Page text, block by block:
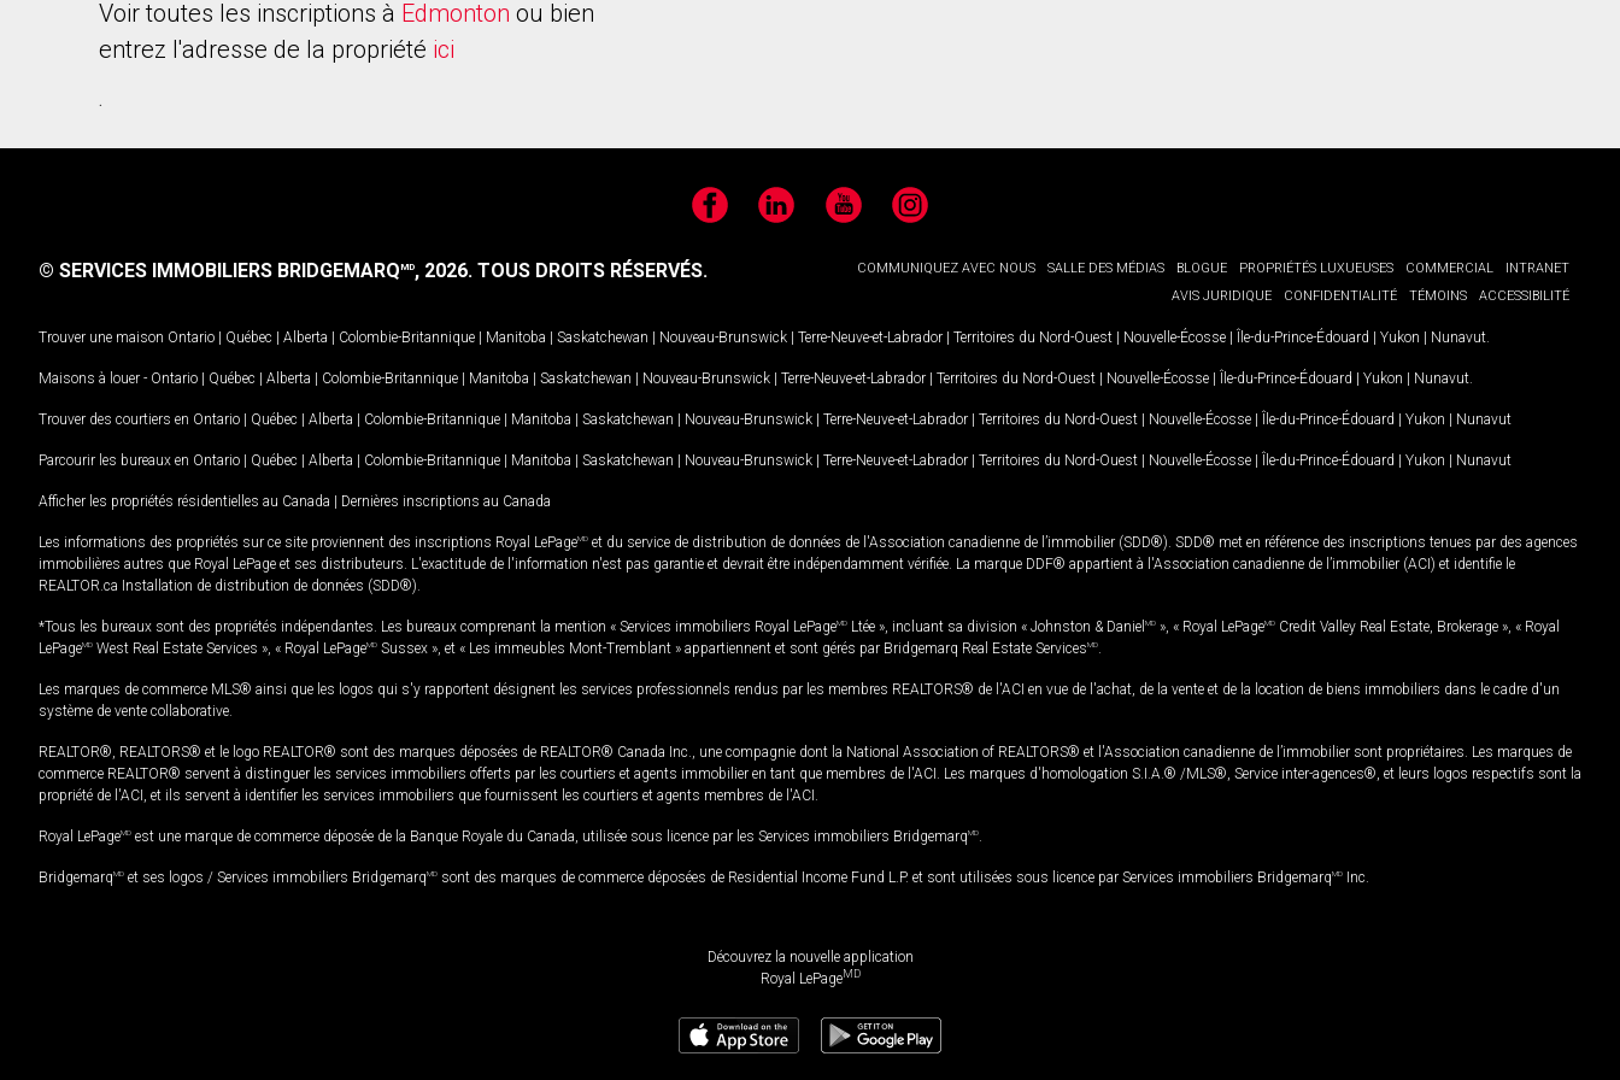
Voir toutes les inscriptions à Edmonton ou bien
entrez l'adresse de la propriété ici
.
FacebookLinkedIn YouTubeInstagram
COMMUNIQUEZ AVEC NOUS SALLE DES MÉDIAS BLOGUE PROPRIÉTÉS LUXUEUSES COMMERCIAL
INTRANET
AVIS JURIDIQUE
CONFIDENTIALITÉ TÉMOINS ACCESSIBILITÉ
© SERVICES IMMOBILIERS BRIDGEMARQMD, 2026. TOUS DROITS RÉSERVÉS.
Trouver une maison Ontario | Québec | Alberta | Colombie-Britannique | Manitoba | Saskatchewan | Nouveau-Brunswick | Terre-Neuve-et-Labrador | Territoires du Nord-Ouest | Nouvelle-Écosse | Île-du-Prince-Édouard | Yukon | Nunavut
Maisons à louer - Ontario | Québec | Alberta | Colombie-Britannique | Manitoba | Saskatchewan | Nouveau-Brunswick | Terre-Neuve-et-Labrador | Territoires du Nord-Ouest | Nouvelle-Écosse | Île-du-Prince-Édouard | Yukon | Nunavut
Trouver des courtiers en Ontario | Québec | Alberta | Colombie-Britannique | Manitoba | Saskatchewan | Nouveau-Brunswick | Terre-Neuve-et-Labrador | Territoires du Nord-Ouest | Nouvelle-Écosse | Île-du-Prince-Édouard | Yukon | Nunavut
Parcourir les bureaux en Ontario | Québec | Alberta | Colombie-Britannique | Manitoba | Saskatchewan | Nouveau-Brunswick | Terre-Neuve-et-Labrador | Territoires du Nord-Ouest | Nouvelle-Écosse | Île-du-Prince-Édouard | Yukon | Nunavut
Afficher les propriétés résidentielles au Canada | Dernières inscriptions au Canada
Les informations des propriétés sur ce site proviennent des inscriptions Royal LePageMD et du service de distribution de données de l'Association canadienne de l’immobilier (SDD®). SDD® met en référence des inscriptions tenues par des agences
immobilières autres que Royal LePage et ses distributeurs. L'exactitude de l'information n'est pas garantie et devrait être indépendamment vérifiée. La marque DDF® appartient à l'Association canadienne de l’immobilier (ACI) et identifie le
REALTOR.ca Installation de distribution de données (SDD®).
*Tous les bureaux sont des propriétés indépendantes. Les bureaux comprenant la mention « Services immobiliers Royal LePageMD Ltée », incluant sa division « Johnston & Daniel MD », « Royal LePageMD Credit Valley Real Estate, Brokerage », « Royal
LePageMD West Real Estate Services », « Royal LePageMD Sussex », et « Les immeubles Mont-Tremblant » appartiennent et sont gérés par Bridgemarq Real Estate ServicesMD
Les marques de commerce MLS® ainsi que les logos qui s'y rapportent désignent les services professionnels rendus par les membres REALTORS® de l'ACI en vue de l'achat, de la vente et de la location de biens immobiliers dans le cadre d'un
système de vente collaborative.
REALTOR®, REALTORS® et le logo REALTOR® sont des marques déposées de REALTOR® Canada Inc., une compagnie dont la National Association of REALTORS® et l'Association canadienne de l’immobilier sont propriétaires. Les marques de
commerce REALTOR® servent à distinguer les services immobiliers offerts par les courtiers et agents immobilier en tant que membres de l'ACI. Les marques d'homologation S.I.A.® /MLS®, Service inter-agences®, et leurs logos respectifs sont la
propriété de l'ACI, et ils servent à identifier les services immobiliers que fournissent les courtiers et agents membres de l'ACI.
Royal LePageMD est une marque de commerce déposée de la Banque Royale du Canada, utilisée sous licence par les Services immobiliers BridgemarqMD
BridgemarqMD et ses logos / Services immobiliers BridgemarqMD sont des marques de commerce déposées de Residential Income Fund L.P. et sont utilisées sous licence par Services immobiliers BridgemarqMD Inc.
Découvrez la nouvelle application
Royal LePageMD